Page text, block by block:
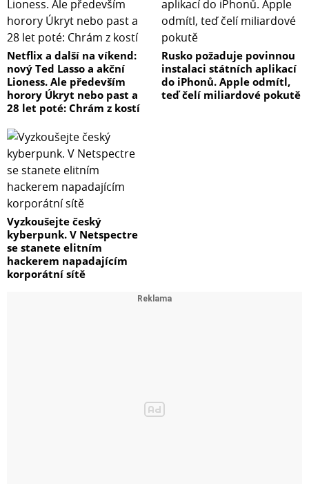
Netflix a další na víkend:
nový Ted Lasso a akční
Lioness. Ale především
horory Úkryt nebo past a
28 let poté: Chrám z kostí
Rusko požaduje povinnou
instalaci státních aplikací
do iPhonů. Apple odmítl,
teď čelí miliardové pokutě
Vyzkoušejte český
kyberpunk. V Netspectre
se stanete elitním
hackerem napadajícím
korporátní sítě